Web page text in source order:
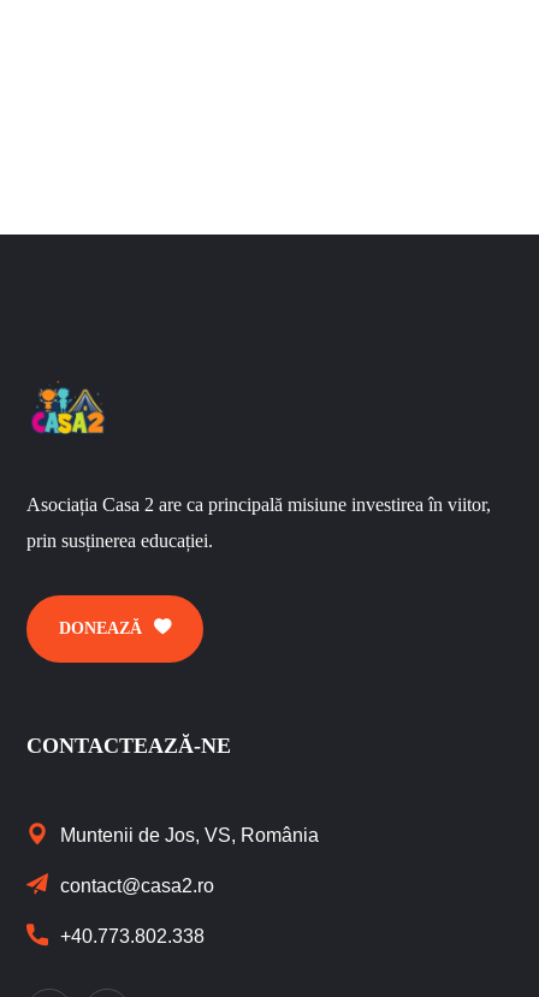
Asociația Casa 2 are ca principală misiune investirea în viitor,
prin susținerea educației.
DONEAZĂ
CONTACTEAZĂ-NE
Muntenii de Jos, VS, România
contact@casa2.ro
+40.773.802.338